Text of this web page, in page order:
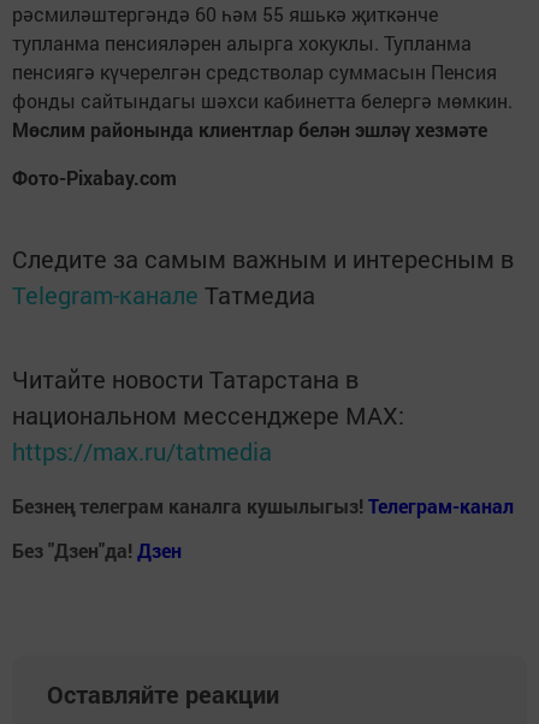
рәсмиләштергәндә 60 һәм 55 яшькә җиткәнче
тупланма пенсияләрен алырга хокуклы. Тупланма
пенсиягә күчерелгән средстволар суммасын Пенсия
фонды сайтындагы шәхси кабинетта белергә мөмкин.
Мөслим районында клиентлар белән эшләү хезмәте
Фото-Pixabay.com
Следите за самым важным и интересным в
Telegram-канале Татмедиа
Читайте новости Татарстана в
национальном мессенджере MАХ:
https://max.ru/tatmedia
Безнең телеграм каналга кушылыгыз! Телеграм-канал
Без "Дзен"да! Дзен
Оставляйте реакции